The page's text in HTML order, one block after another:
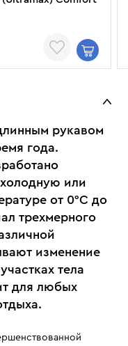
рукавом
года.
или
от 0°С до
трехмерного
изменение
тела
для любых